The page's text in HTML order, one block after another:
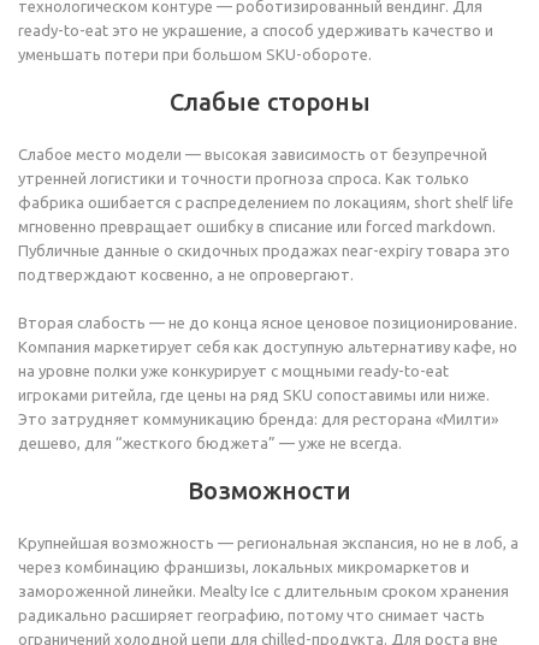
технологическом контуре — роботизированный вендинг. Для
ready-to-eat это не украшение, а способ удерживать качество и
уменьшать потери при большом SKU-обороте.
Слабые стороны
Слабое место модели — высокая зависимость от безупречной
утренней логистики и точности прогноза спроса. Как только
фабрика ошибается с распределением по локациям, short shelf life
мгновенно превращает ошибку в списание или forced markdown.
Публичные данные о скидочных продажах near-expiry товара это
подтверждают косвенно, а не опровергают.
Вторая слабость — не до конца ясное ценовое позиционирование.
Компания маркетирует себя как доступную альтернативу кафе, но
на уровне полки уже конкурирует с мощными ready-to-eat
игроками ритейла, где цены на ряд SKU сопоставимы или ниже.
Это затрудняет коммуникацию бренда: для ресторана «Милти»
дешево, для “жесткого бюджета” — уже не всегда.
Возможности
Крупнейшая возможность — региональная экспансия, но не в лоб, а
через комбинацию франшизы, локальных микромаркетов и
замороженной линейки. Mealty Ice с длительным сроком хранения
радикально расширяет географию, потому что снимает часть
ограничений холодной цепи для chilled-продукта. Для роста вне